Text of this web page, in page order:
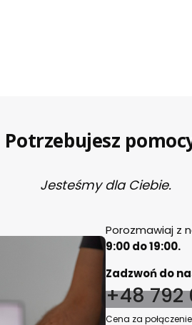
Potrzebujesz
Jesteśmy dla Ciebie.
Porozmawiaj z
9:00 do 19:00.
Zadzwoń do
+48 792
Cena za